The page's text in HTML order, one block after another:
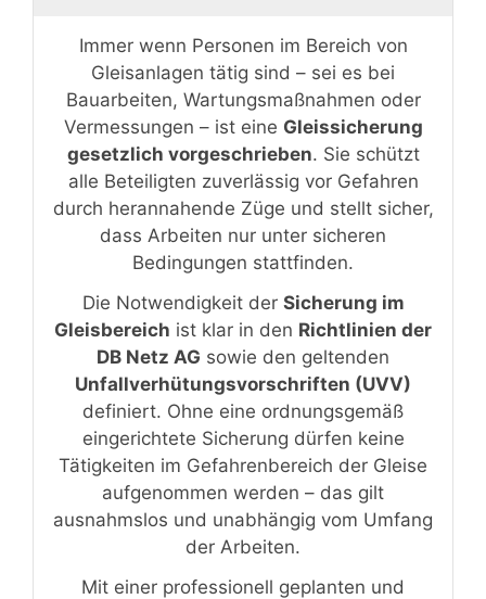
Immer wenn Personen im Bereich von
Gleisanlagen tätig sind – sei es bei
Bauarbeiten, Wartungsmaßnahmen oder
Vermessungen – ist eine Gleissicherung
gesetzlich vorgeschrieben. Sie schützt
alle Beteiligten zuverlässig vor Gefahren
durch herannahende Züge und stellt sicher,
dass Arbeiten nur unter sicheren
Bedingungen stattfinden.
Die Notwendigkeit der Sicherung im
Gleisbereich ist klar in den Richtlinien der
DB Netz AG sowie den geltenden
Unfallverhütungsvorschriften (UVV)
definiert. Ohne eine ordnungsgemäß
eingerichtete Sicherung dürfen keine
Tätigkeiten im Gefahrenbereich der Gleise
aufgenommen werden – das gilt
ausnahmslos und unabhängig vom Umfang
der Arbeiten.
Mit einer professionell geplanten und